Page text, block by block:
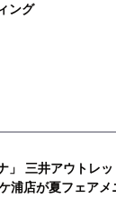
ング
」 三井アウトレッ
店が夏フェアメ